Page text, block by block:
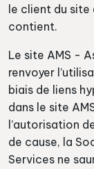
le client du
contient.
Le site AMS -
renvoyer
biais de liens
dans le site
l’autorisation
de cause, la
Services ne